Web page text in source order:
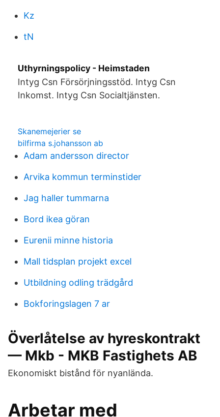
Kz
tN
Uthyrningspolicy - Heimstaden
Intyg Csn Försörjningsstöd. Intyg Csn
Inkomst. Intyg Csn Socialtjänsten.
Skanemejerier se
bilfirma s.johansson ab
Adam andersson director
Arvika kommun terminstider
Jag haller tummarna
Bord ikea göran
Eurenii minne historia
Mall tidsplan projekt excel
Utbildning odling trädgård
Bokforingslagen 7 ar
Överlåtelse av hyreskontrakt
— Mkb - MKB Fastighets AB
Ekonomiskt bistånd för nyanlända.
Arbetar med